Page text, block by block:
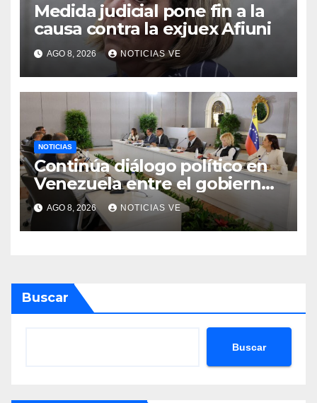
Medida judicial pone fin a la
causa contra la exjuex Afiuni
AGO 8, 2026 NOTICIAS VE
NOTICIAS
Continúa diálogo político en
Venezuela entre el gobierno
y la oposición
AGO 8, 2026 NOTICIAS VE
Buscar
Buscar